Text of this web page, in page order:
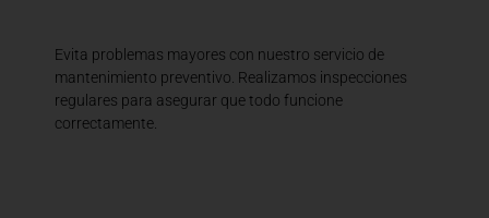
Evita problemas mayores con nuestro servicio de
mantenimiento preventivo. Realizamos inspecciones
regulares para asegurar que todo funcione
correctamente.